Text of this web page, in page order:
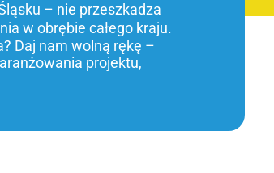
– nie przeszkadza
w obrębie całego kraju.
Daj nam wolną rękę –
projektu,